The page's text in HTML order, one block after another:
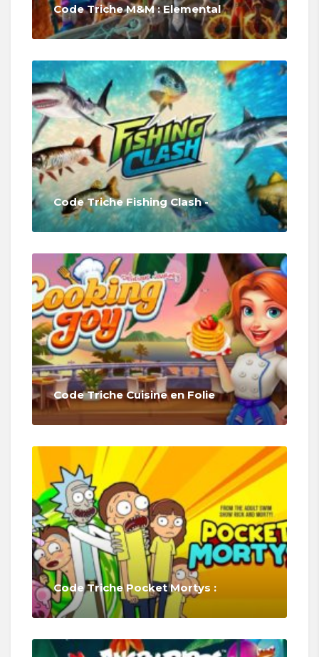
Code Triche M&M : Elemental
Code Triche Fishing Clash -
Code Triche Cuisine en Folie
Code Triche Pocket Mortys :